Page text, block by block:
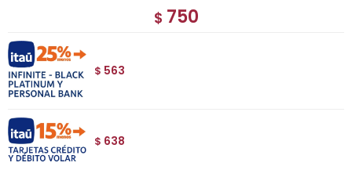
$ 750
$ 563
$ 638